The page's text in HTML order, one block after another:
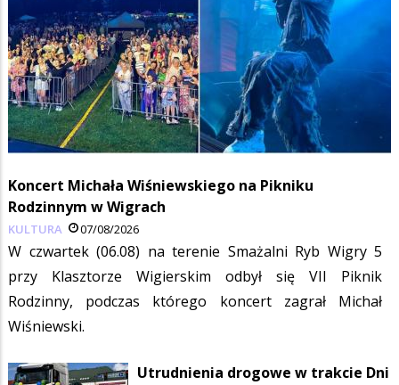
Koncert Michała Wiśniewskiego na Pikniku
Rodzinnym w Wigrach
KULTURA 07/08/2026
W czwartek (06.08) na terenie Smażalni Ryb Wigry 5
przy Klasztorze Wigierskim odbył się VII Piknik
Rodzinny, podczas którego koncert zagrał Michał
Wiśniewski.
Utrudnienia drogowe w trakcie Dni